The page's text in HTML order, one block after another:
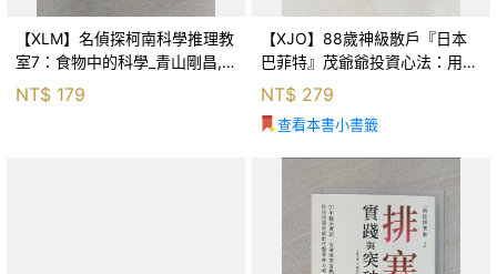
【XLM】名偵探柯南科學推理教
室7：食物中的科學_青山剛昌,
NT$ 179
【XJO】88歲神級散戶『日本
巴菲特』茂爺爺投資心法：用
「126法則」滾出18億円資產的
69年股海交易術_藤本茂, 賴惠
鈴
NT$ 279
查看本書小書籤